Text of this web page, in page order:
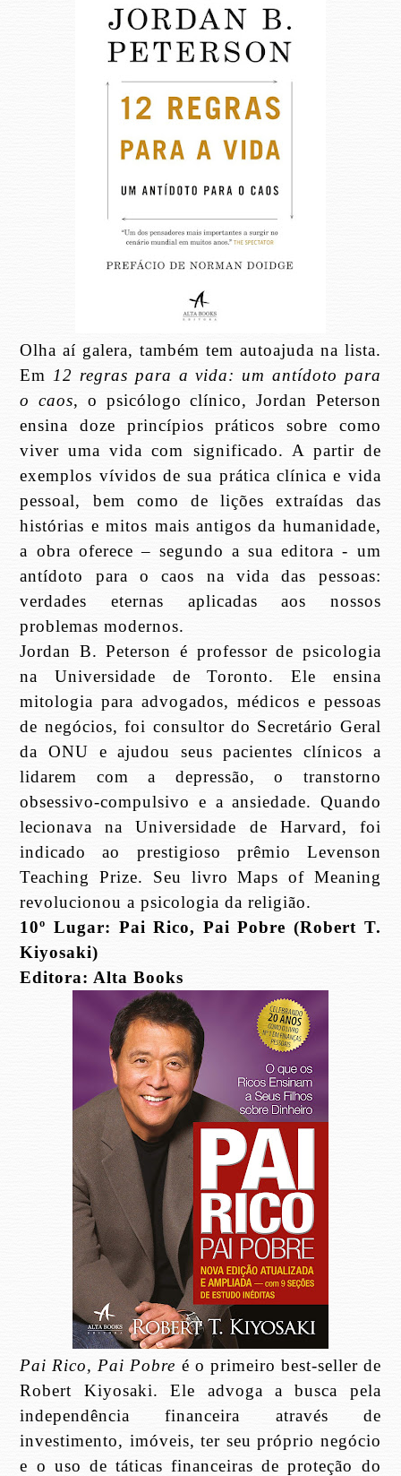
Olha aí galera, também tem autoajuda na lista.
Em 12 regras para a vida: um antídoto para
o caos, o psicólogo clínico, Jordan Peterson
ensina doze princípios práticos sobre como
viver uma vida com significado. A partir de
exemplos vívidos de sua prática clínica e vida
pessoal, bem como de lições extraídas das
histórias e mitos mais antigos da humanidade,
a obra oferece – segundo a sua editora - um
antídoto para o caos na vida das pessoas:
verdades eternas aplicadas aos nossos
problemas modernos.
Jordan B. Peterson é professor de psicologia
na Universidade de Toronto. Ele ensina
mitologia para advogados, médicos e pessoas
de negócios, foi consultor do Secretário Geral
da ONU e ajudou seus pacientes clínicos a
lidarem com a depressão, o transtorno
obsessivo-compulsivo e a ansiedade. Quando
lecionava na Universidade de Harvard, foi
indicado ao prestigioso prêmio Levenson
Teaching Prize. Seu livro Maps of Meaning
revolucionou a psicologia da religião.
10º Lugar: Pai Rico, Pai Pobre (Robert T.
Kiyosaki)
Editora: Alta Books
Pai Rico, Pai Pobre é o primeiro best-seller de
Robert Kiyosaki. Ele advoga a busca pela
independência financeira através de
investimento, imóveis, ter seu próprio negócio
e o uso de táticas financeiras de proteção do